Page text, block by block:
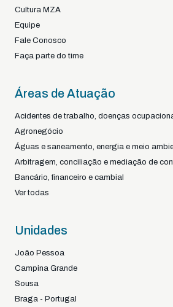
Cultura MZA
Equipe
Fale Conosco
Faça parte do time
Áreas de Atuação
Acidentes de trabalho, doenças
Agronegócio
Águas e saneamento, energia e meio
Arbitragem, conciliação e mediação de
Bancário, financeiro e cambial
Ver todas
Unidades
João Pessoa
Campina Grande
Sousa
Braga - Portugal